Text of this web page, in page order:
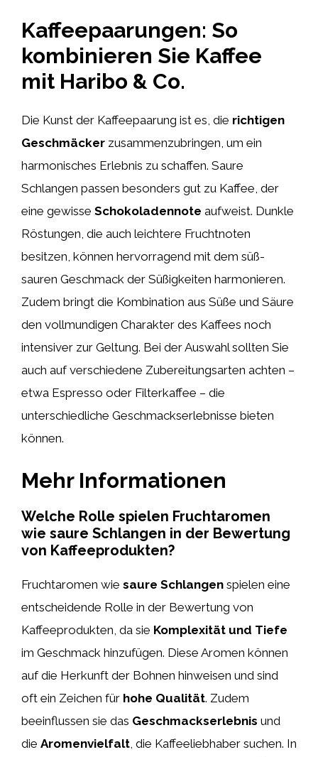
Kaffeepaarungen: So
kombinieren Sie Kaffee
mit Haribo & Co.
Die Kunst der Kaffeepaarung ist es, die richtigen
Geschmäcker zusammenzubringen, um ein
harmonisches Erlebnis zu schaffen. Saure
Schlangen passen besonders gut zu Kaffee, der
eine gewisse Schokoladennote aufweist. Dunkle
Röstungen, die auch leichtere Fruchtnoten
besitzen, können hervorragend mit dem süß-
sauren Geschmack der Süßigkeiten harmonieren.
Zudem bringt die Kombination aus Süße und Säure
den vollmundigen Charakter des Kaffees noch
intensiver zur Geltung. Bei der Auswahl sollten Sie
auch auf verschiedene Zubereitungsarten achten –
etwa Espresso oder Filterkaffee – die
unterschiedliche Geschmackserlebnisse bieten
können.
Mehr Informationen
Welche Rolle spielen Fruchtaromen
wie saure Schlangen in der Bewertung
von Kaffeeprodukten?
Fruchtaromen wie saure Schlangen spielen eine
entscheidende Rolle in der Bewertung von
Kaffeeprodukten, da sie Komplexität und Tiefe
im Geschmack hinzufügen. Diese Aromen können
auf die Herkunft der Bohnen hinweisen und sind
oft ein Zeichen für hohe Qualität. Zudem
beeinflussen sie das Geschmackserlebnis und
die Aromenvielfalt , die Kaffeeliebhaber suchen. In